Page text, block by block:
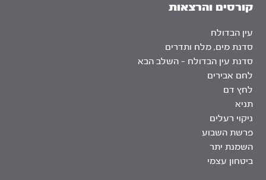
קורסים והרצאות
עין הבדולח
סדנת מים, מלח ותדרים
סדנת עין הבדולח – השלב הבא
לחם אבירים
לחץ דם
תניא
ניקוי רעלים
פרשת השבוע
השמנת יתר
ביטחון עצמי